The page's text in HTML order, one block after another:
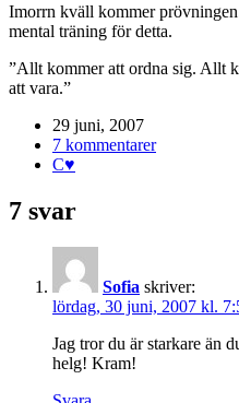
Imorrn kväll kommer
mental träning för detta.
”Allt kommer att ordna sig. Allt
att vara.”
29 juni, 2007
7 kommentarer
C♥
7 svar
Sofia skriver:
lördag, 30 juni, 2007 kl.
Jag tror du är starkare än
helg! Kram!